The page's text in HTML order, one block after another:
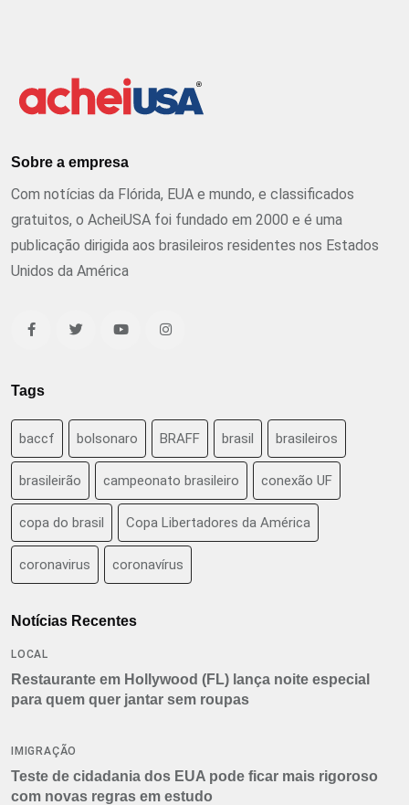
Sobre a empresa
Com notícias da Flórida, EUA e mundo, e classificados
gratuitos, o AcheiUSA foi fundado em 2000 e é uma
publicação dirigida aos brasileiros residentes nos Estados
Unidos da América
Tags
baccf bolsonaro BRAFF brasil brasileiros
brasileirão campeonato brasileiro conexão UF
copa do brasil Copa Libertadores da América
coronavirus coronavírus
Notícias Recentes
LOCAL
Restaurante em Hollywood (FL) lança noite especial
para quem quer jantar sem roupas
IMIGRAÇÃO
Teste de cidadania dos EUA pode ficar mais rigoroso
com novas regras em estudo